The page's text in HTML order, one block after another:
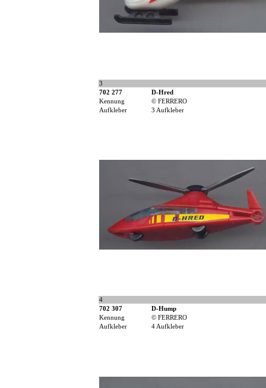
3
702 277
D-Hred
Kennung
© FERRERO
Aufkleber
3 Aufkleber
4
702 307
D-Hump
Kennung
© FERRERO
Aufkleber
4 Aufkleber